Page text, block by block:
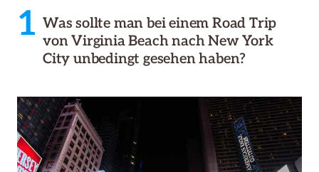
1 Was sollte man bei einem Road Trip
von Virginia Beach nach New York
City unbedingt gesehen haben?